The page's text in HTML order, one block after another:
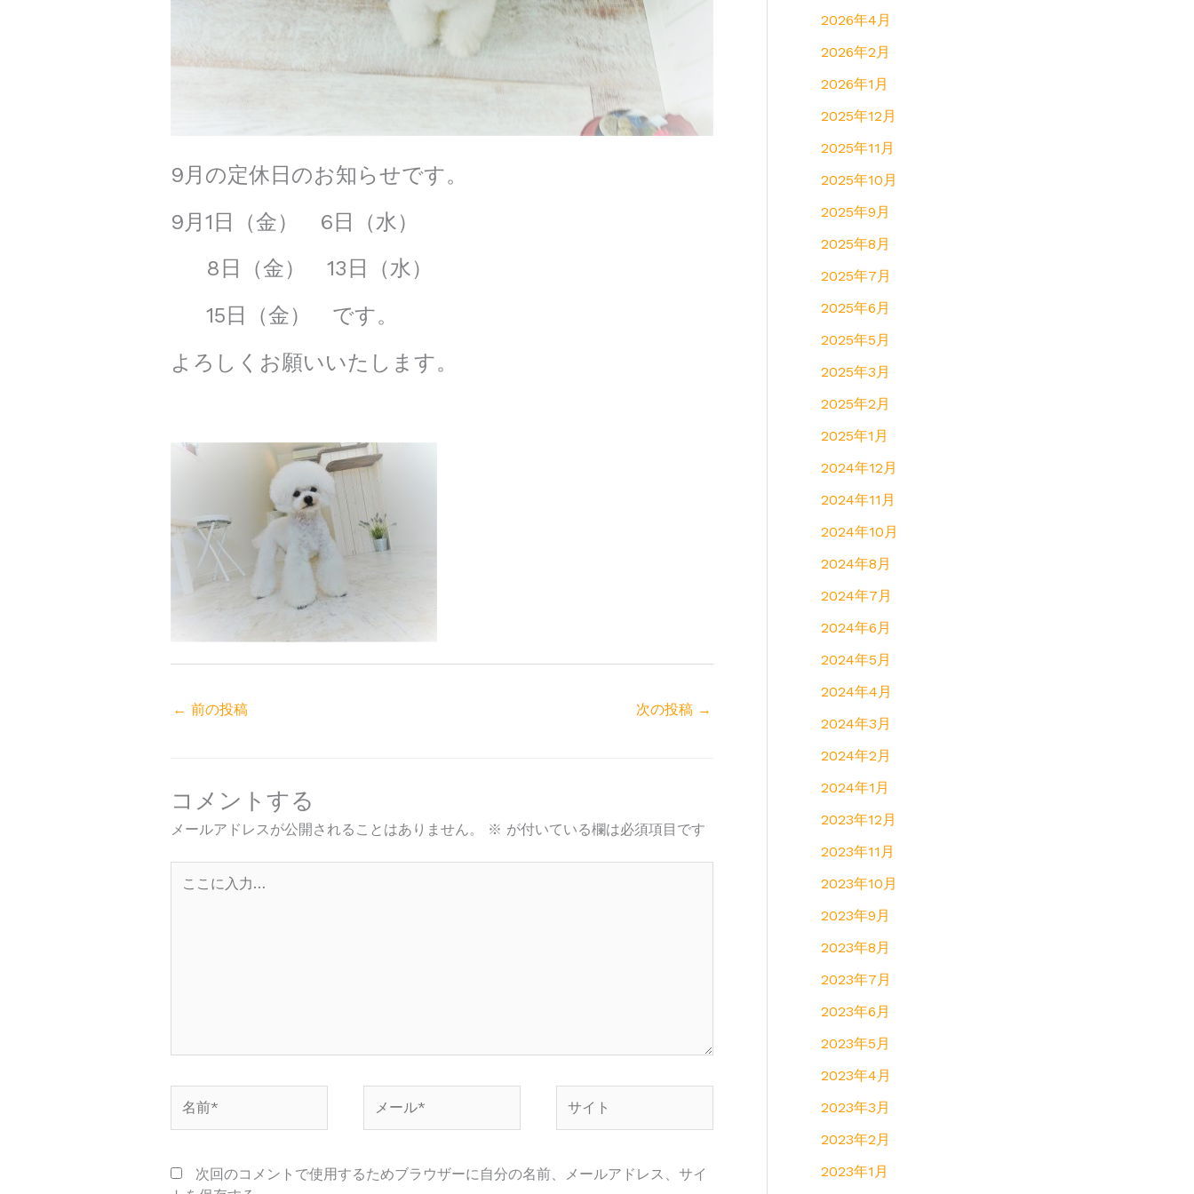
9月の定休日のお知らせです。
9月1日（金） 6日（水）
8日（金） 13日（水）
15日（金） です。
よろしくお願いいたします。
← 前の投稿 次の投稿 →
コメントする
メールアドレスが公開されることはありません。 ※ が付いている欄は必須項目です
前
次回のコメントで使用するためブラウザーに自分の名前、メールアドレス、サイ
2026年4月
2026年2月
2026年1月
2025年12月
2025年11月
2025年10月
2025年9月
2025年8月
2025年7月
2025年6月
2025年5月
2025年3月
2025年2月
2025年1月
2024年12月
2024年11月
2024年10月
2024年8月
2024年7月
2024年6月
2024年5月
2024年4月
2024年3月
2024年2月
2024年1月
2023年12月
2023年11月
2023年10月
2023年9月
2023年8月
2023年7月
2023年6月
2023年5月
2023年4月
2023年3月
2023年2月
2023年1月